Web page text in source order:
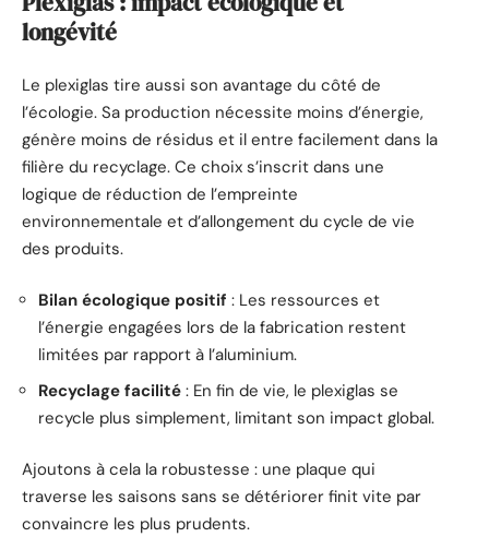
longévité
Le plexiglas tire aussi son avantage du côté de
l’écologie. Sa production nécessite moins d’énergie,
génère moins de résidus et il entre facilement dans la
filière du recyclage. Ce choix s’inscrit dans une
logique de réduction de l’empreinte
environnementale et d’allongement du cycle de vie
des produits.
Bilan écologique positif : Les ressources et
l’énergie engagées lors de la fabrication restent
limitées par rapport à l’aluminium.
Recyclage facilité : En fin de vie, le plexiglas se
recycle plus simplement, limitant son impact global.
Ajoutons à cela la robustesse : une plaque qui
traverse les saisons sans se détériorer finit vite par
convaincre les plus prudents.